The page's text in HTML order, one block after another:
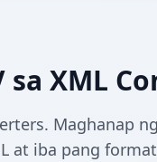
sa XML
Maghanap
at iba pang